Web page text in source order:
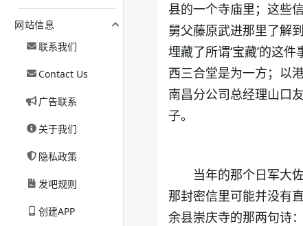
网站信息
联系我们
Contact Us
广告联系
关于我们
隐私政策
发吧规则
创建APP
县的一个寺庙里；这些
舅父藤原武进那里了解
埋藏了所谓‘宝藏’的这件
西三合堂是为一方；以
南昌分公司总经理山口
子。
当年的那个日军大
那封密信里可能并没有
余县崇庆寺的那两句诗：